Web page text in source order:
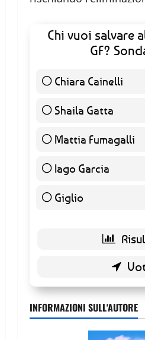
Chi vuoi salvare
GF?
Chiara Cainelli
Shaila Gatta
Mattia Fumagalli
Iago Garcia
Giglio
INFORMAZIONI SULL'AUTORE